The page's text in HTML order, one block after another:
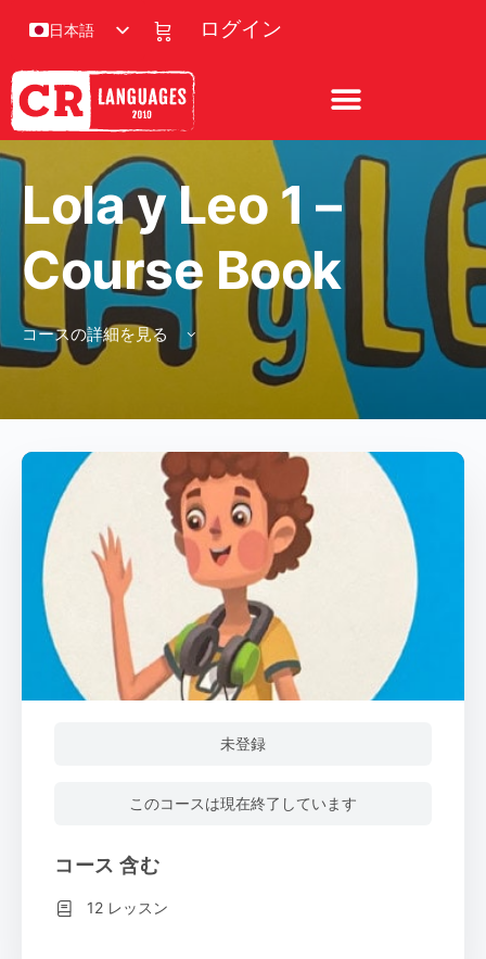
ログイン
日本語
Lola y Leo 1 –
Course Book
コースの詳細を見る
未登録
このコースは現在終了しています
コース 含む
12 レッスン